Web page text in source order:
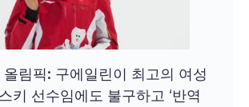
림픽: 구에일린이 최고의 여성
키 선수임에도 불구하고 ‘반역